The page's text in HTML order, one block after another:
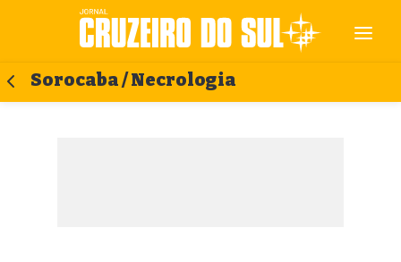
Sorocaba / Necrologia